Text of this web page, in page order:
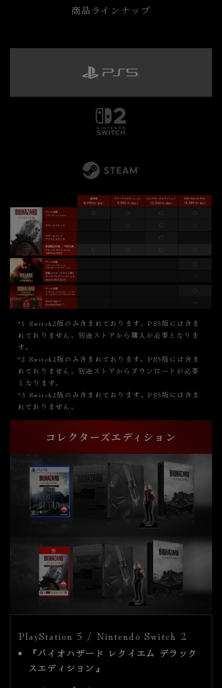
商品ラインナップ
*1 Switch2版のみ含まれております。PS5版には含ま
れておりません。別途ストアから購入が必要となりま
す。
*2 Switch2版のみ含まれております。PS5版には含ま
れておりません。別途ストアからダウンロードが必要
となります。
*3 Switch2版のみ含まれております。PS5版には含ま
れておりません。
コレクターズエディション
PlayStation 5 / Nintendo Switch 2
『バイオハザード レクイエム デラック
スエディション』